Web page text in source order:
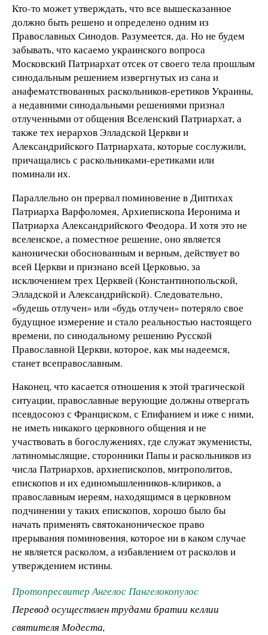
Кто-то может утверждать, что все вышесказанное
должно быть решено и определено одним из
Православных Синодов. Разумеется, да. Но не будем
забывать, что касаемо украинского вопроса
Московский Патриархат отсек от своего тела прошлым
синодальным решением извергнутых из сана и
анафематствованных раскольников-еретиков Украины,
а недавними синодальными решениями признал
отлученными от общения Вселенский Патриархат, а
также тех иерархов Элладской Церкви и
Александрийского Патриархата, которые сослужили,
причащались с раскольниками-еретиками или
поминали их.
Параллельно он прервал поминовение в Диптихах
Патриарха Варфоломея, Архиепископа Иеронима и
Патриарха Александрийского Феодора. И хотя это не
вселенское, а поместное решение, оно является
канонически обоснованным и верным, действует во
всей Церкви и признано всей Церковью, за
исключением трех Церквей (Константинопольской,
Элладской и Александрийской). Следовательно,
«будешь отлучен» или «будь отлучен» потеряло свое
будущное измерение и стало реальностью настоящего
времени, по синодальному решению Русской
Православной Церкви, которое, как мы надеемся,
станет всеправославным.
Наконец, что касается отношения к этой трагической
ситуации, православные верующие должны отвергать
псевдосоюз с Франциском, с Епифанием и иже с ними,
не иметь никакого церковного общения и не
участвовать в богослужениях, где служат экуменисты,
латиномыслящие, сторонники Папы и раскольников из
числа Патриархов, архиепископов, митрополитов,
епископов и их единомышленников-клириков, а
православным иереям, находящимся в церковном
подчинении у таких епископов, хорошо было бы
начать применять святоканоническое право
прерывания поминовения, которое ни в каком случае
не является расколом, а избавлением от расколов и
утверждением истины.
Протопресвитер Ангелос Пангелокопулос
Перевод осуществлен трудами братии келлии
святителя Модеста,